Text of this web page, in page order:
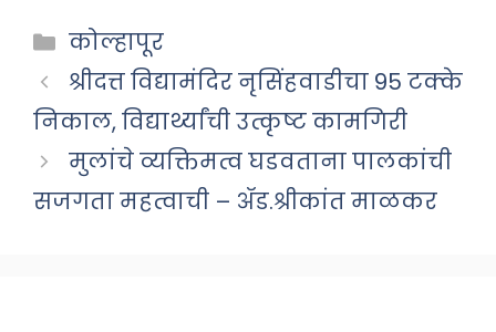
Categories
कोल्हापूर
श्रीदत्त विद्यामंदिर नृसिंहवाडीचा 95 टक्के
निकाल, विद्यार्थ्यांची उत्कृष्ट कामगिरी
मुलांचे व्यक्तिमत्व घडवताना पालकांची
सजगता महत्वाची – ॲड.श्रीकांत माळकर